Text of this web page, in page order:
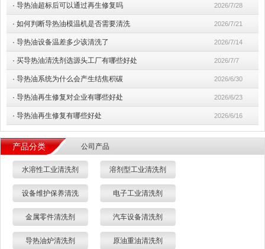
· 导热油超标后可以通过再生修复吗 2026/7/28
· 如何判断导热油模温机是否需要清洗 2026/7/21
· 导热油设备温差多少该清洗了 2026/7/14
· 买导热油清洗剂选源头工厂有哪些好处 2026/7/7
· 导热油系统为什么会产生结焦积碳 2026/6/30
· 导热油再生修复对企业有哪些好处 2026/6/23
· 导热油再生修复有哪些好处 2026/6/16
产品分类 公司产品
水溶性工业清洗剂 溶剂型工业清洗剂
设备维护保养清洗 电子工业清洗剂
金属零件清洗剂 汽车设备清洗剂
导热油炉清洗剂 原油重油清洗剂